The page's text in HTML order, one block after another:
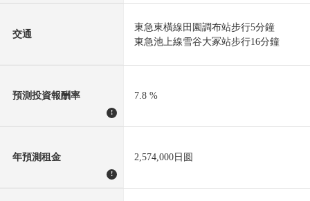
交通
東急東橫線田園調布站步行5分鐘
東急池上線雪谷大冢站步行16分鐘
預測投資報酬率
!
7.8 %
年預測租金
!
2,574,000日圆